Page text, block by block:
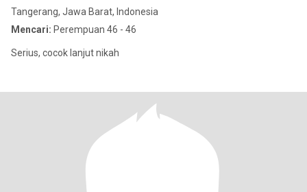
Tangerang, Jawa Barat, Indonesia
Mencari: Perempuan 46 - 46
Serius, cocok lanjut nikah